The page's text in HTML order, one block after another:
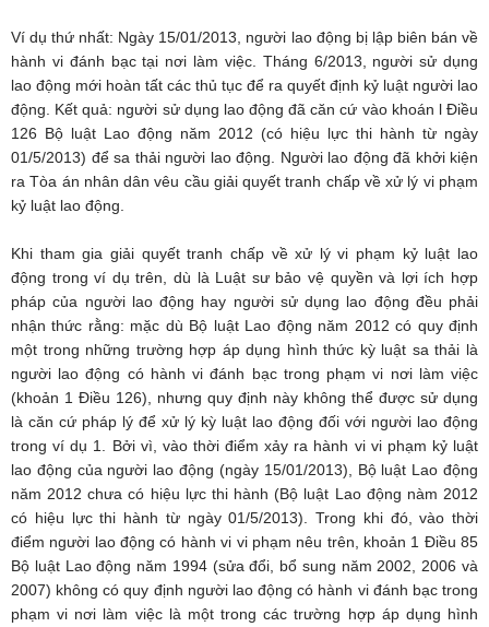
Ví dụ thứ nhất: Ngày 15/01/2013, người lao động bị lập biên bán về
hành vi đánh bạc tại nơi làm việc. Tháng 6/2013, người sử dụng
lao động mới hoàn tất các thủ tục để ra quyết định kỷ luật người lao
động. Kết quả: người sử dụng lao động đã căn cứ vào khoán l Điều
126 Bộ luật Lao động năm 2012 (có hiệu lực thi hành từ ngày
01/5/2013) để sa thải người lao động. Người lao động đã khởi kiện
ra Tòa án nhân dân vêu cầu giải quyết tranh chấp về xử lý vi phạm
kỷ luật lao động.
Khi tham gia giải quyết tranh chấp về xử lý vi phạm kỷ luật lao
động trong ví dụ trên, dù là Luật sư bảo vệ quyền và lợi ích hợp
pháp của người lao động hay người sử dụng lao động đều phải
nhận thức rằng: mặc dù Bộ luật Lao động năm 2012 có quy định
một trong những trường hợp áp dụng hình thức kỳ luật sa thải là
người lao động có hành vi đánh bạc trong phạm vi nơi làm việc
(khoản 1 Điều 126), nhưng quy định này không thể được sử dụng
là căn cứ pháp lý để xử lý kỳ luật lao động đối với người lao động
trong ví dụ 1. Bởi vì, vào thời điểm xảy ra hành vi vi phạm kỷ luật
lao động của người lao động (ngày 15/01/2013), Bộ luật Lao động
năm 2012 chưa có hiệu lực thi hành (Bộ luật Lao động nàm 2012
có hiệu lực thi hành từ ngày 01/5/2013). Trong khi đó, vào thời
điểm người lao động có hành vi vi phạm nêu trên, khoản 1 Điều 85
Bộ luật Lao động năm 1994 (sửa đổi, bổ sung năm 2002, 2006 và
2007) không có quy định người lao động có hành vi đánh bạc trong
phạm vi nơi làm việc là một trong các trường hợp áp dụng hình